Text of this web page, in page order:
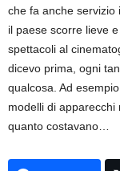
che fa anche servizio
il paese scorre lieve
spettacoli al
dicevo prima, ogni
qualcosa. Ad
modelli di apparecchi
quanto costavano…